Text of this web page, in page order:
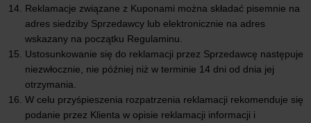
Reklamacje związane z Kuponami można składać pisemnie na
adres siedziby Sprzedawcy lub elektronicznie na adres
wskazany na początku Regulaminu.
Ustosunkowanie się do reklamacji przez Sprzedawcę następuje
niezwłocznie, nie później niż w terminie 14 dni od dnia jej
otrzymania.
W celu przyśpieszenia rozpatrzenia reklamacji rekomenduje się
podanie przez Klienta w opisie reklamacji informacji i